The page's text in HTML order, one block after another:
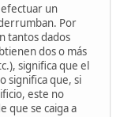
efectuar un
Por
tantos dados
dos o más
significa que el
significa que, si
este no
que se caiga a